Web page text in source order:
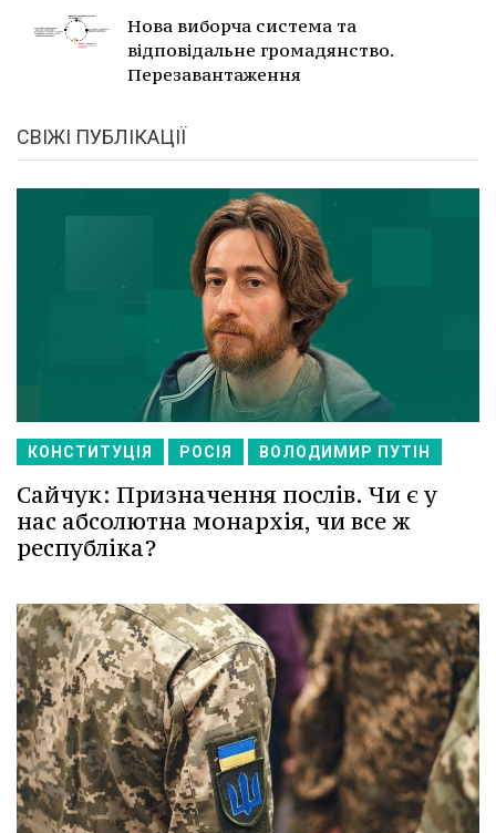
Нова виборча система та
відповідальне громадянство.
Перезавантаження
СВІЖІ ПУБЛІКАЦІЇ
КОНСТИТУЦІЯ РОСІЯ ВОЛОДИМИР ПУТІН
Сайчук: Призначення послів. Чи є у
нас абсолютна монархія, чи все ж
республіка?